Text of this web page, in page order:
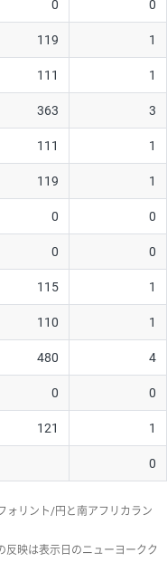
0 0
119 1
111 1
363 3
111 1
119 1
0 0
0 0
115 1
110 1
480 4
0 0
121 1
0
ォリント/円と南アフリカラン
反映は表示日のニューヨークク